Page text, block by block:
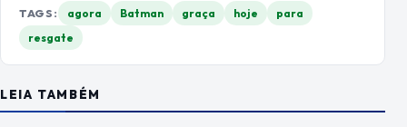
TAGS: agora Batman graça hoje
para
resgate
LEIA TAMBÉM